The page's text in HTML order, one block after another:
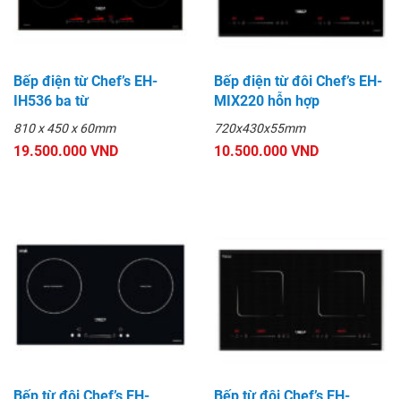
Bếp điện từ Chef’s EH-
IH536 ba từ
810 x 450 x 60mm
19.500.000 VND
Bếp điện từ đôi Chef’s EH-
MIX220 hỗn hợp
720x430x55mm
10.500.000 VND